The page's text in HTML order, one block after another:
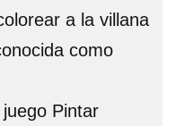
a la villana
como
Pintar